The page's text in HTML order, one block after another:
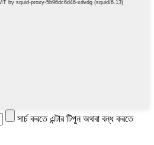
সার্চ করতে এন্টার টিপুন অথবা বন্ধ করতে